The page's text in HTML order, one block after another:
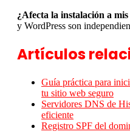
¿Afecta la instalación a
y WordPress son
Artículos
Guía práctica para
tu sitio web seguro
Servidores DNS de
eficiente
Registro SPF del